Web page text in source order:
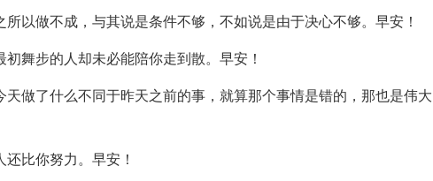
以做不成，与其说是条件不够，不如说是由于决心不够。早安！
舞步的人却未必能陪你走到散。早安！
天做了什么不同于昨天之前的事，就算那个事情是错的，那也是伟大
比你努力。早安！